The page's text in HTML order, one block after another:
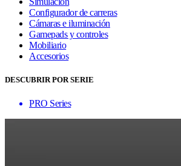
Configurador de carreras
Cámaras e iluminación
Gamepads y controles
Mobiliario
Accesorios
DESCUBRIR POR SERIE
PRO Series